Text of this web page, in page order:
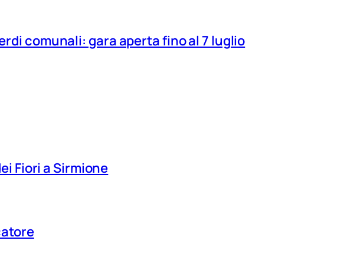
comunali: gara aperta fino al 7 luglio
Fiori a Sirmione